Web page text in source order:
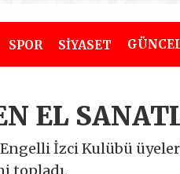
SPOR SİYASET
EL
İzci Kulübü